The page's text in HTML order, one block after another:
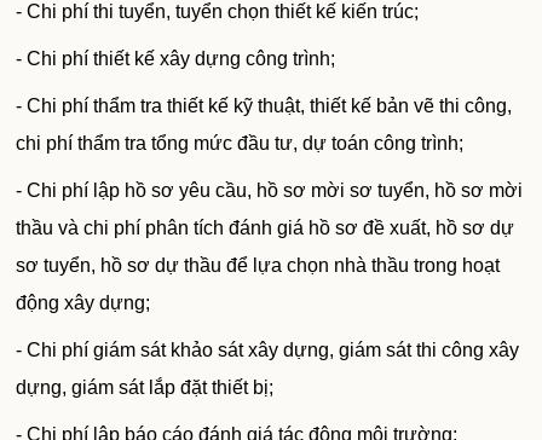
- Chi phí thi tuyển, tuyển chọn thiết kế kiến trúc;
- Chi phí thiết kế xây dựng công trình;
- Chi phí thẩm tra thiết kế kỹ thuật, thiết kế bản vẽ thi công,
chi phí thẩm tra tổng mức đầu tư, dự toán công trình;
- Chi phí lập hồ sơ yêu cầu, hồ sơ mời sơ tuyển, hồ sơ mời
thầu và chi phí phân tích đánh giá hồ sơ đề xuất, hồ sơ dự
sơ tuyển, hồ sơ dự thầu để lựa chọn nhà thầu trong hoạt
động xây dựng;
- Chi phí giám sát khảo sát xây dựng, giám sát thi công xây
dựng, giám sát lắp đặt thiết bị;
- Chi phí lập báo cáo đánh giá tác động môi trường;